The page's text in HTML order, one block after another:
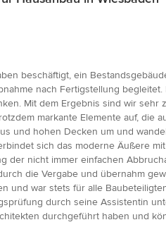
beschäftigt, ein
nach Fertigstellung
Mit dem Ergebnis sind wir
markante Elemente auf,
und hohen Decken um und
sich das moderne Äußere
nicht immer einfachen
die Vergabe und übernahm
und war stets für alle
durch seine Assistentin
durchgeführt haben und